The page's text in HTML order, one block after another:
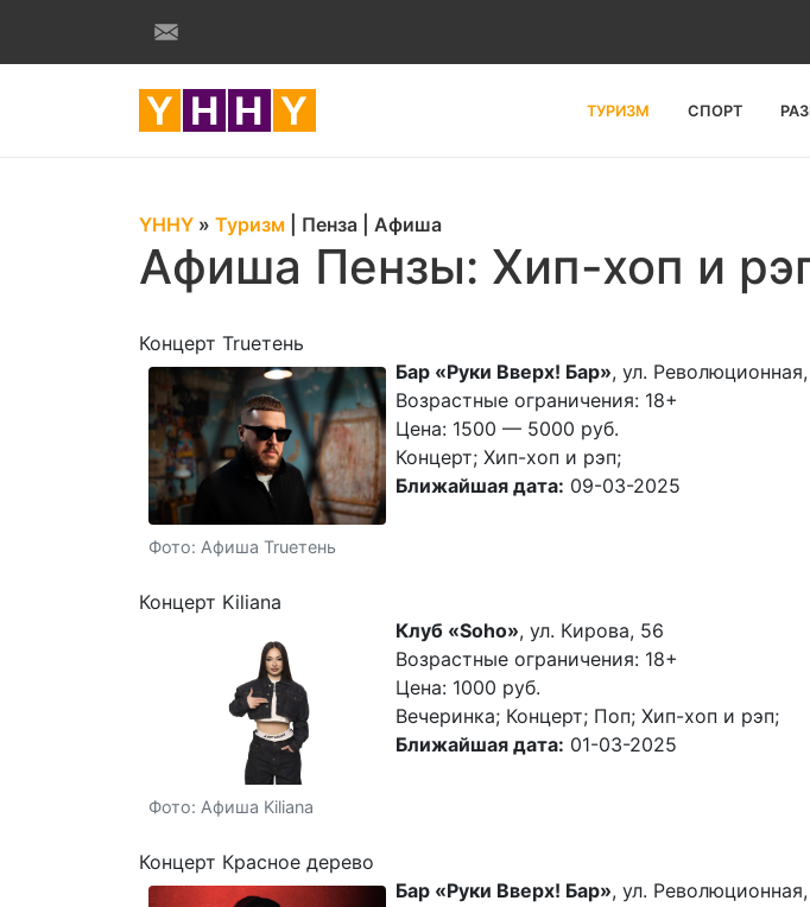
ТУРИЗМ СПОРТ
YHHY » Туризм Пенза Афиша
Афиша Пензы: Хип-хоп и
Концерт Trueтень
Фото: Афиша Trueтень
Бар «Руки Вверх! Бар», ул. Революционная,
Возрастные ограничения: 18+
Цена: 1500 — 5000 руб.
Концерт; Хип-хоп и рэп;
Ближайшая дата: 09-03-2025
Концерт Kiliana
Фото: Афиша Kiliana
Клуб «Soho», ул. Кирова, 56
Возрастные ограничения: 18+
Цена: 1000 руб.
Вечеринка; Концерт; Поп; Хип-хоп и рэп;
Ближайшая дата: 01-03-2025
Концерт Красное дерево
Бар «Руки Вверх! Бар», ул. Революционная,